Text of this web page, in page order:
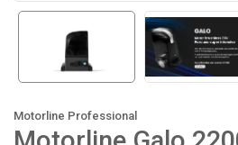
Motorline Professional